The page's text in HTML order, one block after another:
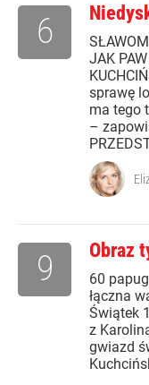
JAK
sprawę
ma tego
–
6
Obraz
60
łączna
Świątek
z
gwiazd
9